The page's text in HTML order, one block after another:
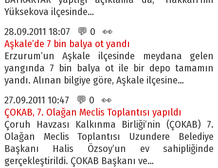
Yüksekova ilçesinde…
28.09.2011 18:07 💬 0 👀
Aşkale’de 7 bin balya ot yandı
Erzurum’un Aşkale ilçesinde meydana gelen
yangında 7 bin balya ot ile bir depo tamamın
yandı. Alınan bilgiye göre, Aşkale ilçesine…
27.09.2011 10:47 💬 0 👀
ÇOKAB, 7. Olağan Meclis Toplantısı yapıldı
Çoruh Havzası Kalkınma Birliği’nin (ÇOKAB) 7.
Olağan Meclis Toplantısı Uzundere Belediye
Başkanı Halis Özsoy’un ev sahipliğinde
gerçekleştirildi. ÇOKAB Başkanı ve…